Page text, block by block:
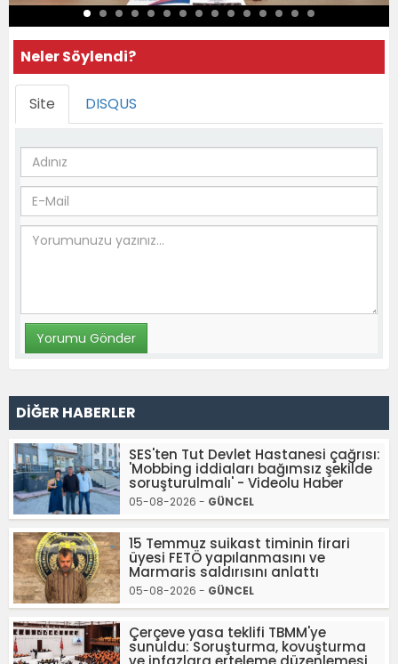
Neler Söylendi?
Site DISQUS
DİĞER HABERLER
SES'ten Tut Devlet Hastanesi çağrısı:
'Mobbing iddiaları bağımsız şekilde
soruşturulmalı' - Videolu Haber
05-08-2026 - GÜNCEL
15 Temmuz suikast timinin firari
üyesi FETÖ yapılanmasını ve
Marmaris saldırısını anlattı
05-08-2026 - GÜNCEL
Çerçeve yasa teklifi TBMM'ye
sunuldu: Soruşturma, kovuşturma